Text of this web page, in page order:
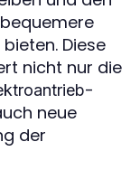
Diese
nicht nur die
-
neue
der